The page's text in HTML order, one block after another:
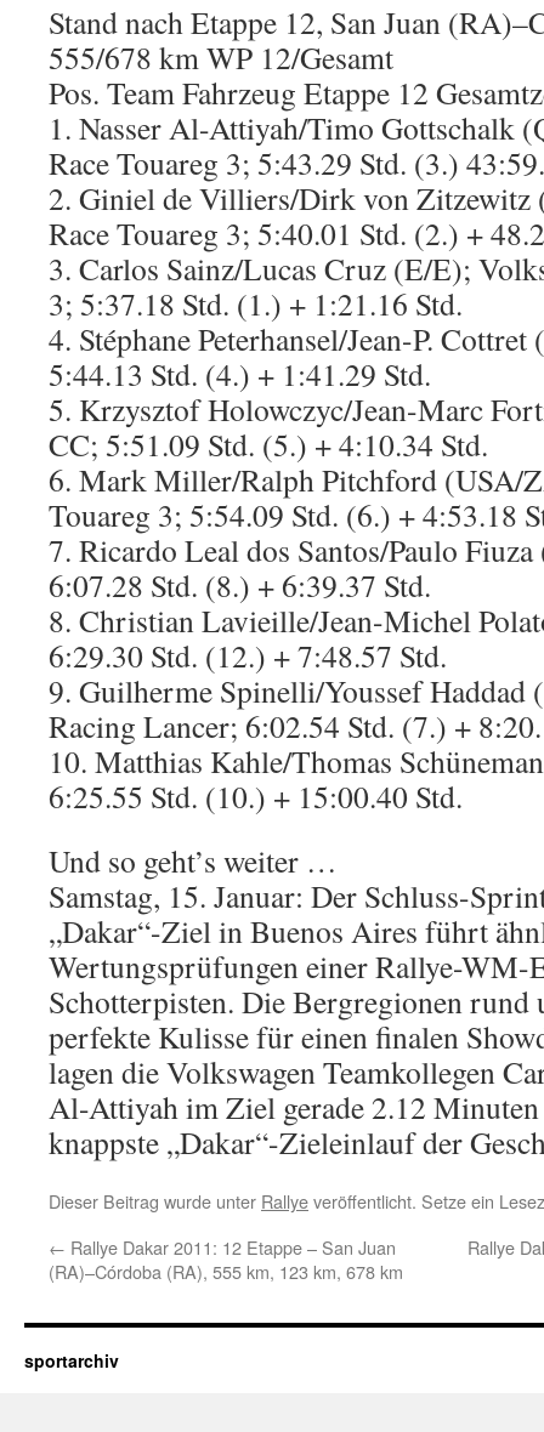
Stand nach Etappe 12, San Juan
555/678 km WP 12/Gesamt
Pos. Team Fahrzeug Etappe 12
1. Nasser Al-Attiyah/Timo Gottschalk
Race Touareg 3; 5:43.29 Std. (3.)
2. Giniel de Villiers/Dirk von Zitzewitz
Race Touareg 3; 5:40.01 Std. (2.) +
3. Carlos Sainz/Lucas Cruz (E/E);
3; 5:37.18 Std. (1.) + 1:21.16 Std.
4. Stéphane Peterhansel/Jean-P.
5:44.13 Std. (4.) + 1:41.29 Std.
5. Krzysztof Holowczyc/Jean-Marc
CC; 5:51.09 Std. (5.) + 4:10.34 Std.
6. Mark Miller/Ralph Pitchford (USA/
Touareg 3; 5:54.09 Std. (6.) + 4:53.18
7. Ricardo Leal dos Santos/Paulo
6:07.28 Std. (8.) + 6:39.37 Std.
8. Christian Lavieille/Jean-Michel
6:29.30 Std. (12.) + 7:48.57 Std.
9. Guilherme Spinelli/Youssef
Racing Lancer; 6:02.54 Std. (7.) +
10. Matthias Kahle/Thomas
6:25.55 Std. (10.) + 15:00.40 Std.
Und so geht’s weiter …
Samstag, 15. Januar: Der Schluss-
„Dakar“-Ziel in Buenos Aires führt
Wertungsprüfungen einer Rallye-WM-
Schotterpisten. Die Bergregionen rund
perfekte Kulisse für einen finalen
lagen die Volkswagen Teamkollegen
Al-Attiyah im Ziel gerade 2.12 Minuten
knappste „Dakar“-Zieleinlauf der
Dieser Beitrag wurde unter Rallyeveröffentlicht. Setze ein
← Rallye Dakar 2011: 12 Etappe – San Juan
(RA)–Córdoba (RA), 555 km, 123 km, 678 km
Rallye
sportarchiv